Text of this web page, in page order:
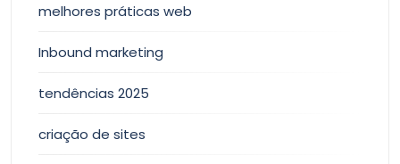
melhores práticas web
Inbound marketing
tendências 2025
criação de sites